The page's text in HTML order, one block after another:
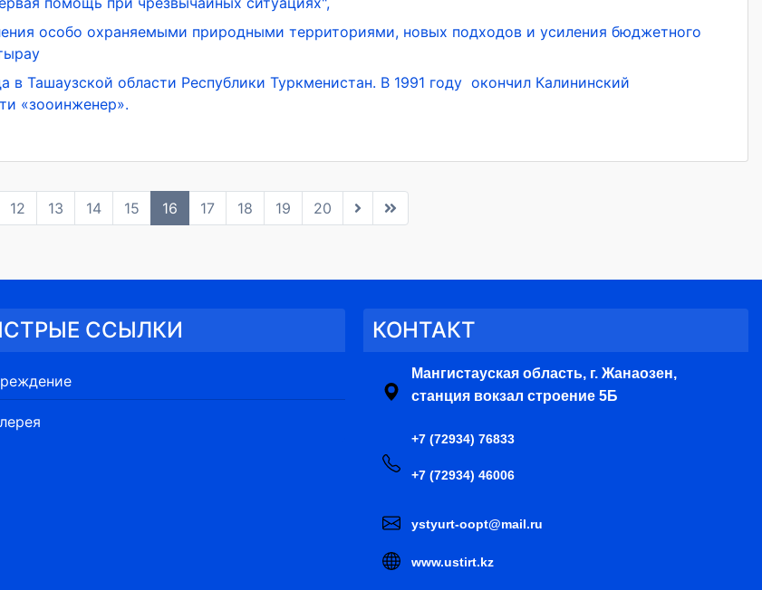
особо охраняемыми природными территориями, новых подходов и усиления бюджетного
Ташаузской области Республики Туркменистан. В 1991 году окончил Калининский
«зооинженер».
12 13 14 15 16 17 18 19 20
ССЫЛКИ КОНТАКТ
Мангистауская область, г. Жанаозен,
станция вокзал строение 5Б
+7 (72934) 76833
+7 (72934) 46006
ystyurt-oopt@mail.ru
www.ustirt.kz